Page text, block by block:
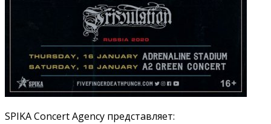
SPIKA Concert Agency представляет: